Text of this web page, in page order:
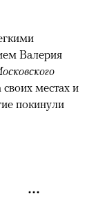
Валерия
своих местах и
покинули